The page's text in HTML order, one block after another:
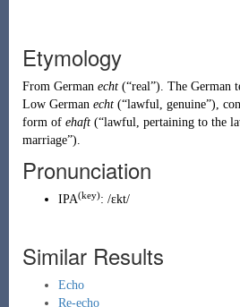
Etymology
From German echt (“real”). The German
Low German echt (“lawful, genuine”),
form of ehaft (“lawful, pertaining to the
marriage”).
Pronunciation
IPA(key): /ɛkt/
Similar Results
Echo
Re-echo